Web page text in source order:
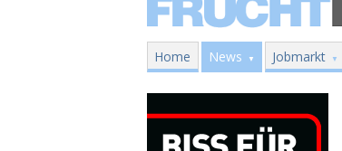
Home News Jobmarkt